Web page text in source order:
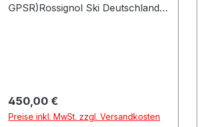
GPSR)Rossignol Ski Deutschland
Regulärer Preis:
450,00 €
Preise inkl. MwSt. zzgl. Versandkosten